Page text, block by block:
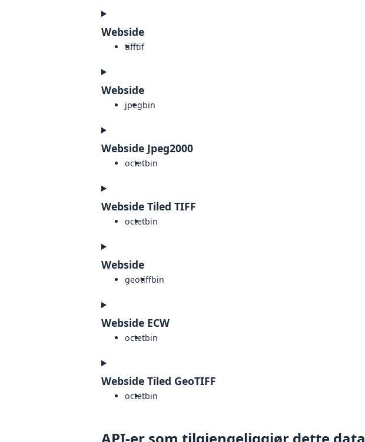
Webside
tifftif
Webside
jpegbin
Webside Jpeg2000
octetbin
Webside Tiled TIFF
octetbin
Webside
geotiffbin
Webside ECW
octetbin
Webside Tiled GeoTIFF
octetbin